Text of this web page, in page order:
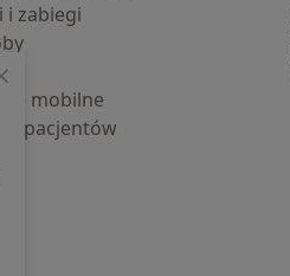
i zabiegi
mobilne
pacjentów